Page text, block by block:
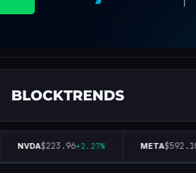
NVDA$223.96+2.27% META$592.10